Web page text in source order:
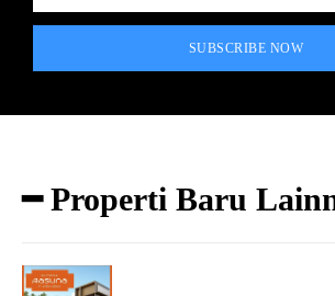
SUBSCRIBE NOW
━ Properti Baru